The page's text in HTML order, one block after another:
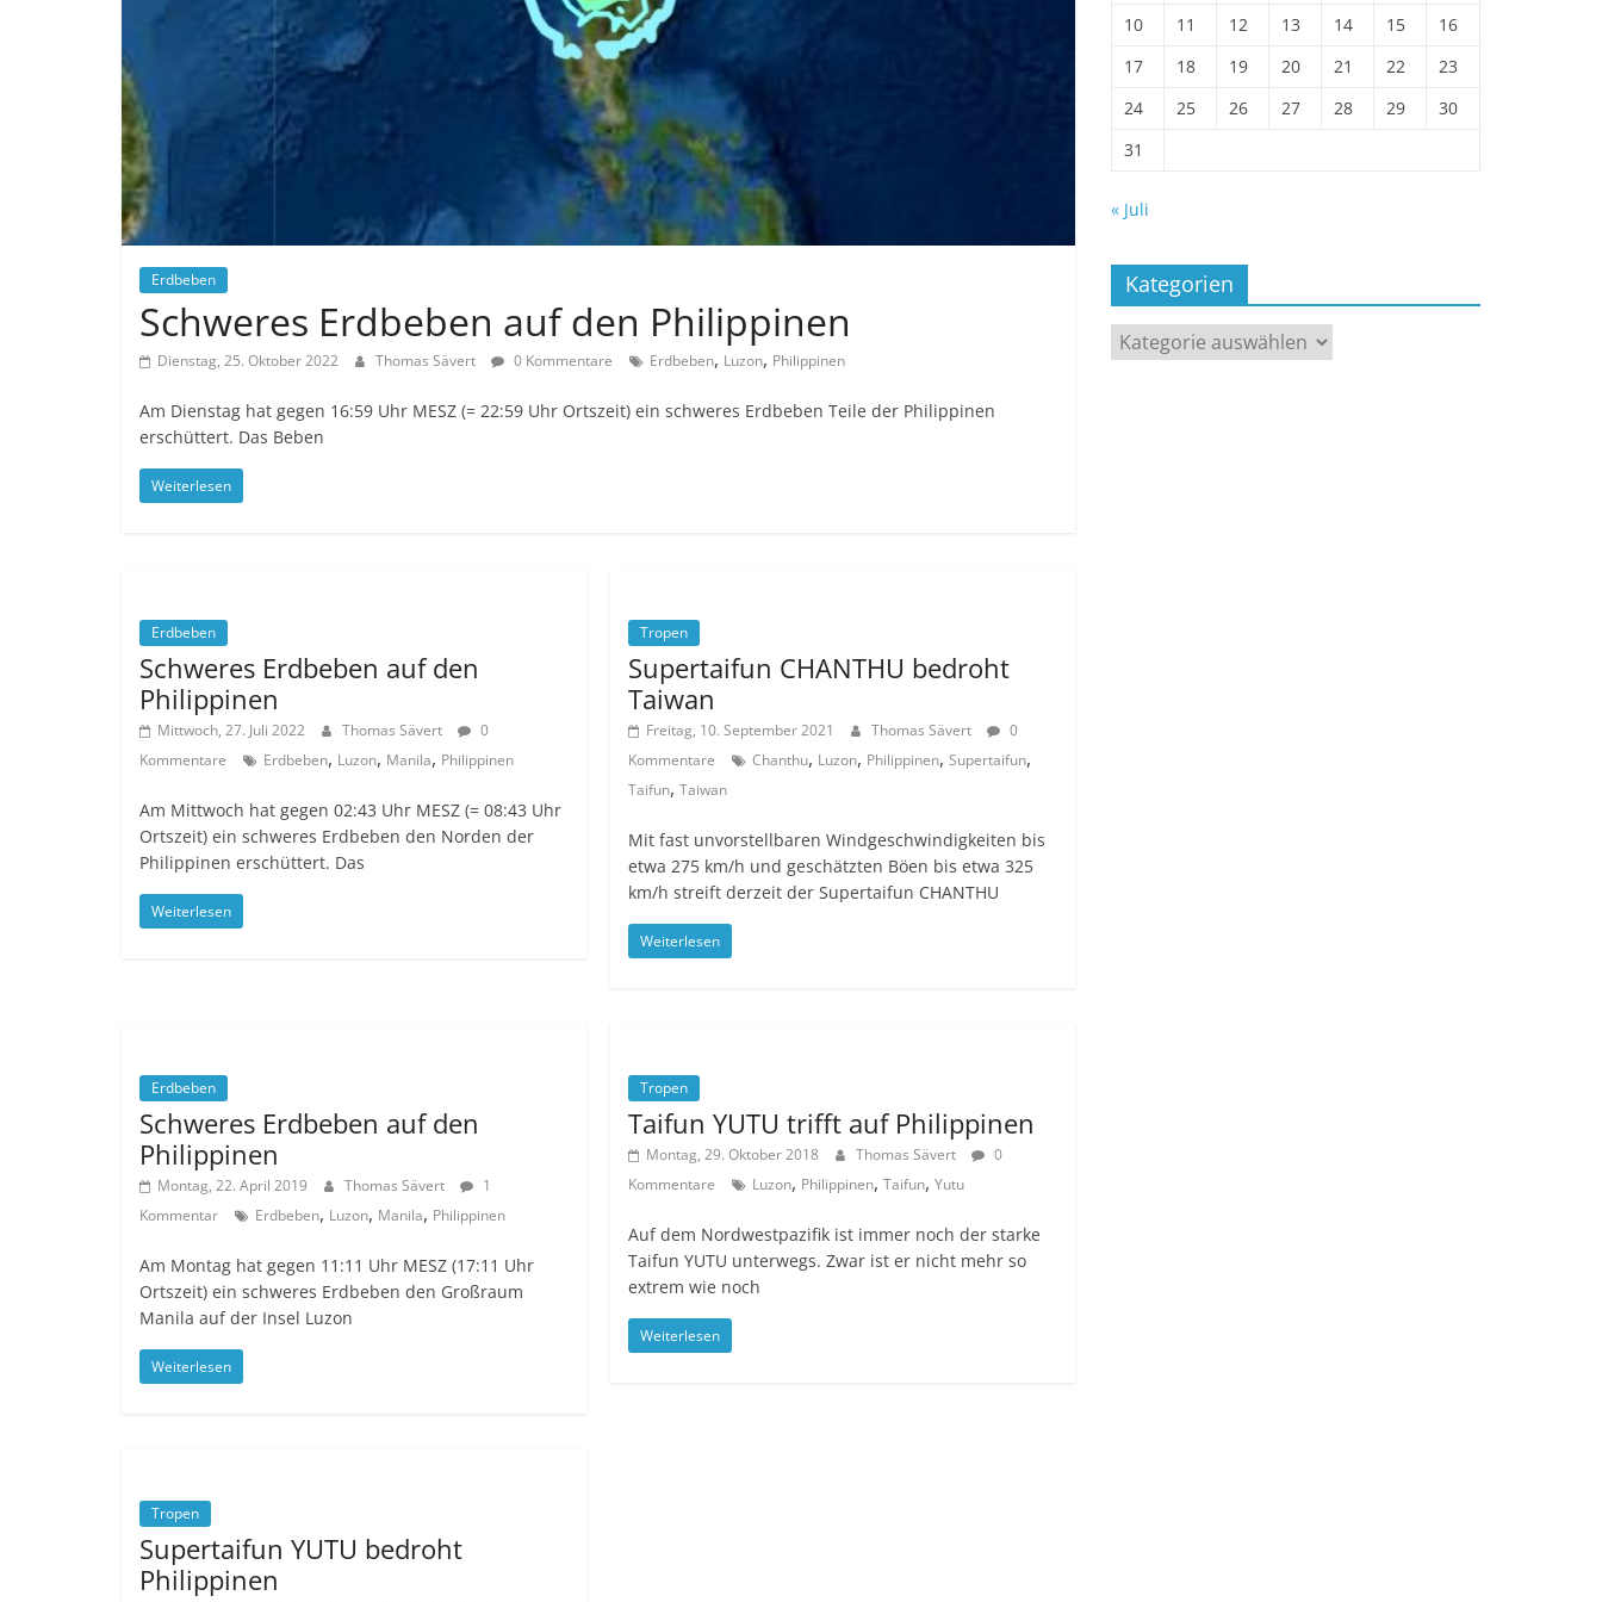
Erdbeben
Schweres Erdbeben auf den Philippinen
Dienstag, 25. Oktober 2022 Thomas Sävert 0 Kommentare Erdbeben, Luzon, Philippinen
Am Dienstag hat gegen 16:59 Uhr MESZ (= 22:59 Uhr Ortszeit) ein schweres Erdbeben Teile der Philippinen
erschüttert. Das Beben
Weiterlesen
Erdbeben
Schweres Erdbeben auf den
Philippinen
Mittwoch, 27. Juli 2022 Thomas Sävert
0
Kommentare
Erdbeben, Luzon, Manila, Philippinen
Am Mittwoch hat gegen 02:43 Uhr MESZ (= 08:43 Uhr
Ortszeit) ein schweres Erdbeben den Norden der
Philippinen erschüttert. Das
Weiterlesen
Tropen
Supertaifun CHANTHU bedroht
Taiwan
Freitag, 10. September 2021 Thomas Sävert
0
Kommentare
Chanthu, Luzon, Philippinen,Supertaifun,
Taifun,Taiwan
Mit fast unvorstellbaren Windgeschwindigkeiten bis
etwa 275 km/h und geschätzten Böen bis etwa 325
km/h streift derzeit der Supertaifun CHANTHU
Weiterlesen
Erdbeben
Schweres Erdbeben auf den
Philippinen
Montag, 22. April 2019 Thomas Sävert
1
Kommentar
Erdbeben, Luzon, Manila, Philippinen
Am Montag hat gegen 11:11 Uhr MESZ (17:11 Uhr
Ortszeit) ein schweres Erdbeben den Großraum
Manila auf der Insel Luzon
Weiterlesen
Tropen
Taifun YUTU trifft auf Philippinen
Montag, 29. Oktober 2018 Thomas Sävert
0
Kommentare
Luzon, Philippinen,Taifun,Yutu
Auf dem Nordwestpazifik ist immer noch der starke
Taifun YUTU unterwegs. Zwar ist er nicht mehr so
extrem wie noch
Weiterlesen
Tropen
Supertaifun YUTU bedroht
Philippinen
10
11 12 13 14 15
16
17
18 19 20 21 22
23
24
25 26 27 28 29
30
31
« Juli
Kategorien
Kategorien